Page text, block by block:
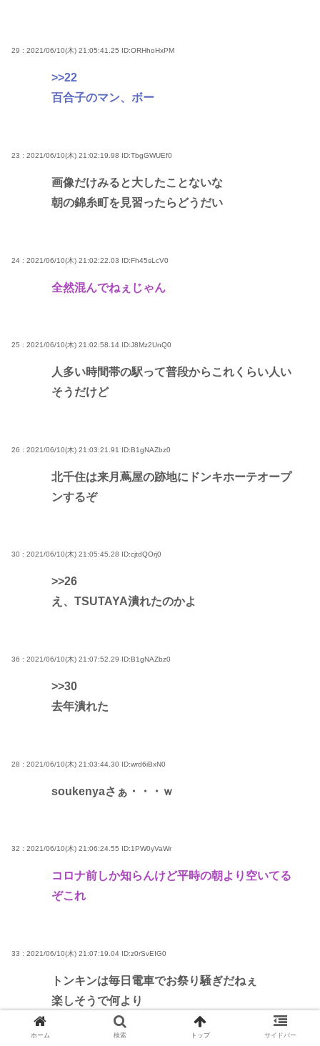
29 : 2021/06/10(木) 21:05:41.25 ID:ORHhoHxPM
>>22
百合子のマン、ボー
23 : 2021/06/10(木) 21:02:19.98 ID:TbgGWUEf0
画像だけみると大したことないな
朝の錦糸町を見習ったらどうだい
24 : 2021/06/10(木) 21:02:22.03 ID:Fh45sLcV0
全然混んでねぇじゃん
25 : 2021/06/10(木) 21:02:58.14 ID:J8Mz2UnQ0
人多い時間帯の駅って普段からこれくらい人い
そうだけど
26 : 2021/06/10(木) 21:03:21.91 ID:B1gNAZbz0
北千住は来月蔦屋の跡地にドンキホーテオープ
ンするぞ
30 : 2021/06/10(木) 21:05:45.28 ID:cjtdQOrj0
>>26
え、TSUTAYA潰れたのかよ
36 : 2021/06/10(木) 21:07:52.29 ID:B1gNAZbz0
>>30
去年潰れた
28 : 2021/06/10(木) 21:03:44.30 ID:wrd6iBxN0
soukenyaさぁ・・・ｗ
32 : 2021/06/10(木) 21:06:24.55 ID:1PW0yVaWr
コロナ前しか知らんけど平時の朝より空いてる
ぞこれ
33 : 2021/06/10(木) 21:07:19.04 ID:z0rSvEIG0
トンキンは毎日電車でお祭り騒ぎだねぇ
楽しそうで何より
ホーム 検索 トップ サイドバー